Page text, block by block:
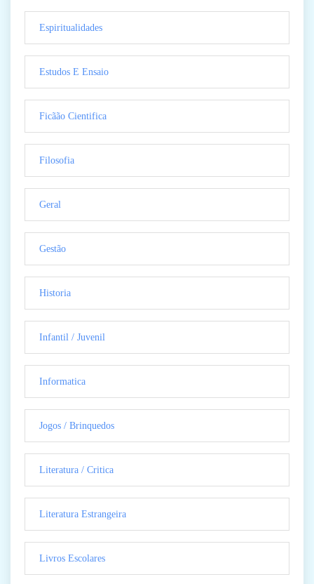
Espiritualidades
Estudos E Ensaio
Ficãão Cientifica
Filosofia
Geral
Gestão
Historia
Infantil / Juvenil
Informatica
Jogos / Brinquedos
Literatura / Critica
Literatura Estrangeira
Livros Escolares